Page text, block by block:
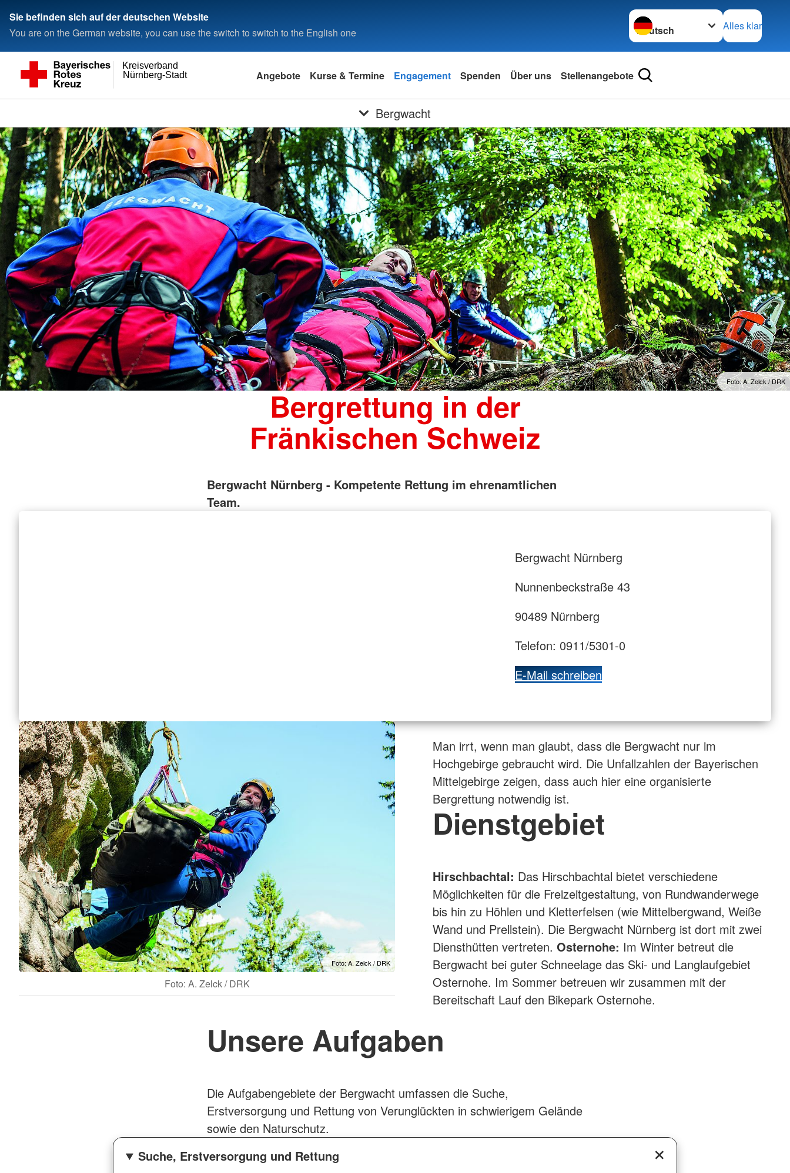
Sie befinden sich auf der deutschen Website
You are on the German website, you can use the switch to switch to the English one
Sprache wechseln zu
Alles klar
Nürnberg-Stadt
Kreisverband
Angebote Kurse & Termine Engagement Spenden Über uns Stellenangebote
Bergwacht
Foto: A. Zelck / DRK
Bergrettung in der
Fränkischen Schweiz
Bergwacht Nürnberg - Kompetente Rettung im ehrenamtlichen
Team.
Bergwacht Nürnberg
Nunnenbeckstraße 43
90489 Nürnberg
Telefon: 0911/5301-0
E-Mail schreiben
Foto: A. Zelck / DRK
Foto: A. Zelck / DRK
Man irrt, wenn man glaubt, dass die Bergwacht nur im
Hochgebirge gebraucht wird. Die Unfallzahlen der Bayerischen
Mittelgebirge zeigen, dass auch hier eine organisierte
Bergrettung notwendig ist.
Dienstgebiet
Hirschbachtal: Das Hirschbachtal bietet verschiedene
Möglichkeiten für die Freizeitgestaltung, von Rundwanderwege
bis hin zu Höhlen und Kletterfelsen (wie Mittelbergwand, Weiße
Wand und Prellstein). Die Bergwacht Nürnberg ist dort mit zwei
Diensthütten vertreten. Osternohe: Im Winter betreut die
Bergwacht bei guter Schneelage das Ski- und Langlaufgebiet
Osternohe. Im Sommer betreuen wir zusammen mit der
Bereitschaft Lauf den Bikepark Osternohe.
Unsere Aufgaben
Die Aufgabengebiete der Bergwacht umfassen die Suche,
Erstversorgung und Rettung von Verunglückten in schwierigem Gelände
sowie den Naturschutz.
Suche, Erstversorgung und Rettung